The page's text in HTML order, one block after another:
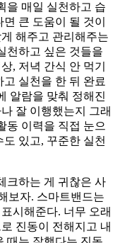
을 매일 실천하고 습
큰 도움이 될 것이
해주고 관리해주는
천하고 싶은 것들을
, 저녁 간식 안 먹기
실천을 한 뒤 완료
알람을 맞춰 정해진
잘 이행했는지 그래
동 이력을 직접 눈으
있고, 꾸준한 실천
크하는 게 귀찮은 사
보자. 스마트밴드는
시해준다. 너무 오래
진동이 전해지고 내